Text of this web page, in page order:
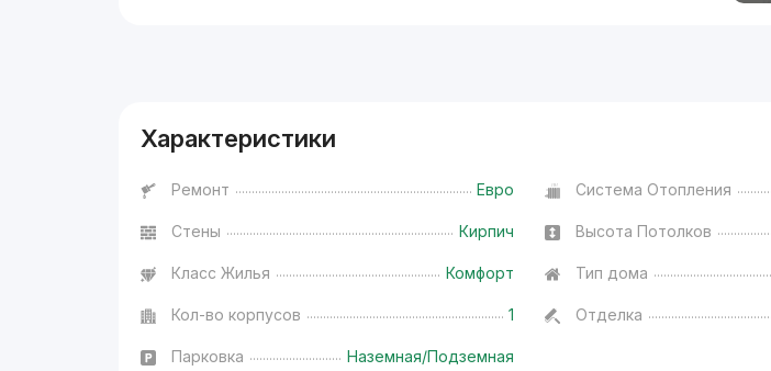
Характеристики
Ремонт Евро Система Отопления
Стены Кирпич Высота Потолков
Класс Жилья Комфорт Тип дома
Кол-во корпусов 1 Отделка
Парковка Наземная/Подземная